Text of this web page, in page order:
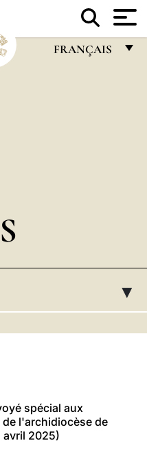
FRANÇAIS
العربيّة
▸
spécial aux
l'archidiocèse de
avril 2025)